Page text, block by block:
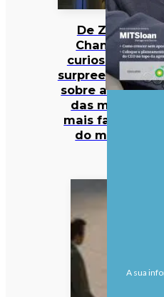
De Zara a
Chanel: 12
curiosidades
surpreendentes
sobre algumas
das marcas
mais famosas
do mundo
A sua